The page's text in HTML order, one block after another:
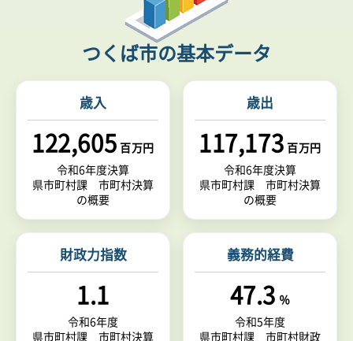
つくば市の基本データ
歳入
122,605 百万円
令和6年度決算
県市町村課 市町村決算
の概要
歳出
117,173 百万円
令和6年度決算
県市町村課 市町村決算
の概要
財政力指数
1.1
令和6年度
県市町村課 市町村決算
義務的経費
47.3 ％
令和5年度
県市町村課 市町村財政